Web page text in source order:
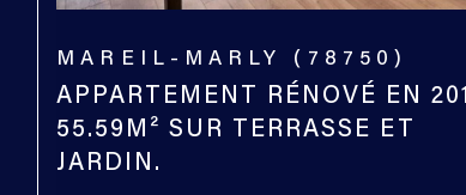
MAREIL-MARLY (78750)
MAREIL MARLY - RESIDENCE
ROSERAIE - APPARTEMENT DE
143.57M².